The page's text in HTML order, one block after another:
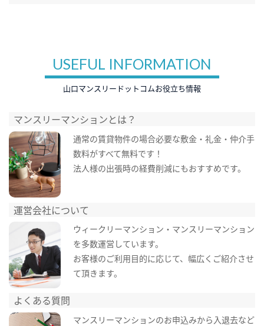
USEFUL INFORMATION
山口マンスリードットコムお役立ち情報
マンスリーマンションとは？
通常の賃貸物件の場合必要な敷金・礼金・仲介手
数料がすべて無料です！
法人様の出張時の経費削減にもおすすめです。
運営会社について
ウィークリーマンション・マンスリーマンション
を多数運営しています。
お客様のご利用目的に応じて、幅広くご紹介させ
て頂きます。
よくある質問
マンスリーマンションのお申込みから入退去など